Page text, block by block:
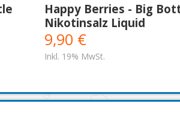
Happy Berries - Big
Nikotinsalz Liquid
9,90 €
Inkl. 19% MwSt.